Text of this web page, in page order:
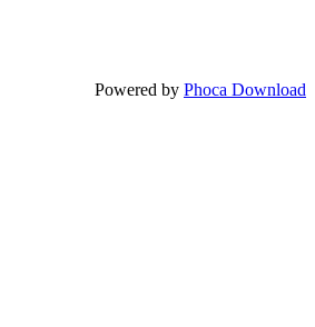
Powered by Phoca Download